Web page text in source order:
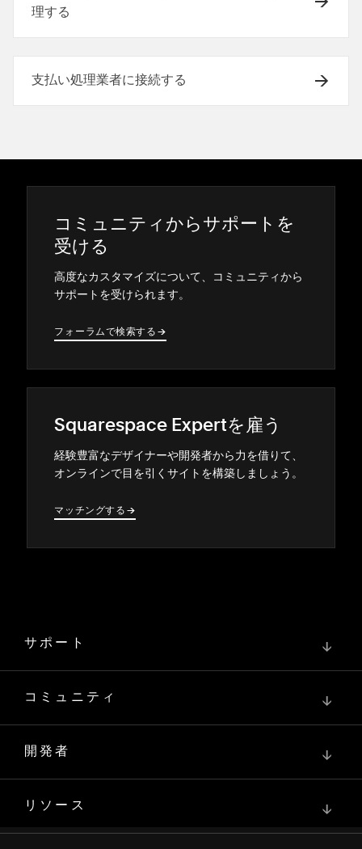
理する
支払い処理業者に接続する
コミ⁠ュニテ⁠ィからサポ⁠ートを
受ける
高度なカスタマイズについて⁠、コミ⁠ュニテ⁠ィから
サポ⁠ートを受けられます⁠。
フ⁠ォ⁠ーラムで検索する →
→
Squarespace Expertを雇う
経験豊富なデザイナ⁠ーや開発者から力を借りて⁠、
オンラインで目を引くサイトを構築しまし⁠ょう⁠。
マ⁠ッチングする →
→
サポート ↓
コミュニティ ↓
開発者 ↓
リソース ↓